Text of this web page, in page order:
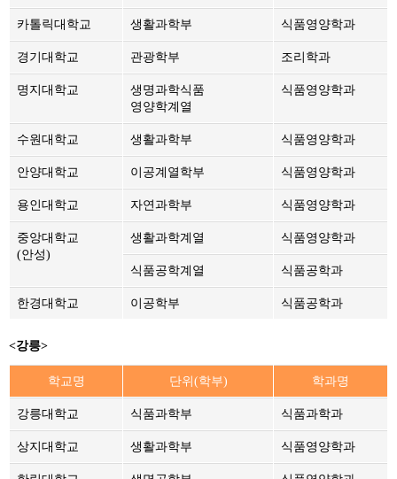
카톨릭대학교 생활과학부 식품영양학과
경기대학교 관광학부 조리학과
명지대학교
생명과학식품
영양학계열
식품영양학과
수원대학교 생활과학부 식품영양학과
안양대학교 이공계열학부 식품영양학과
용인대학교 자연과학부 식품영양학과
중앙대학교
(안성)
생활과학계열 식품영양학과
식품공학계열 식품공학과
한경대학교 이공학부 식품공학과
<강릉>
학교명 단위(학부) 학과명
강릉대학교 식품과학부 식품과학과
상지대학교 생활과학부 식품영양학과